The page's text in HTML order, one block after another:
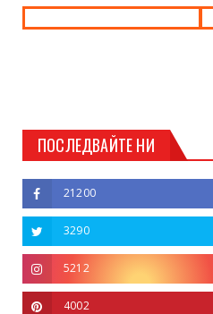
ПОСЛЕДВАЙТЕ НИ
21200
3290
5212
4002